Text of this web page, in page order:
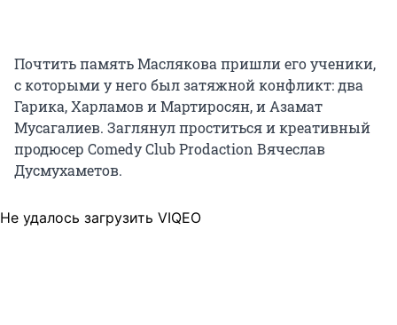
Почтить память Маслякова пришли его ученики,
с которыми у него был затяжной конфликт: два
Гарика, Харламов и Мартиросян, и Азамат
Мусагалиев. Заглянул проститься и креативный
продюсер Comedy Club Prodaction Вячеслав
Дусмухаметов.
Не удалось загрузить VIQEO